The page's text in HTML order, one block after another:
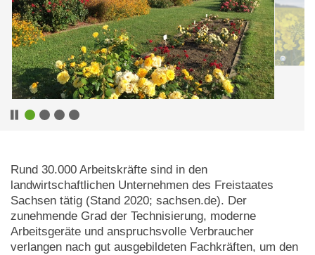
Rund 30.000 Arbeitskräfte sind in den
landwirtschaftlichen Unternehmen des Freistaates
Sachsen tätig (Stand 2020; sachsen.de). Der
zunehmende Grad der Technisierung, moderne
Arbeitsgeräte und anspruchsvolle Verbraucher
verlangen nach gut ausgebildeten Fachkräften, um den